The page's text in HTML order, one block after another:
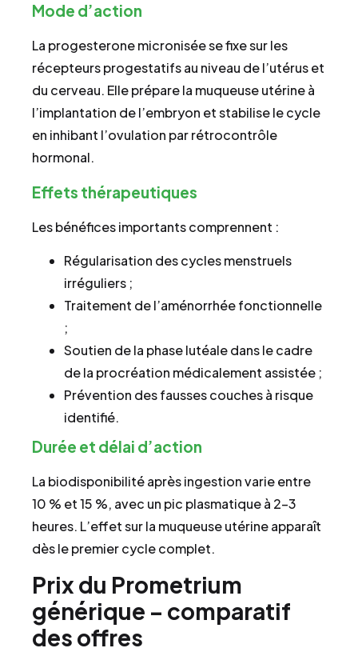
Mode d’action
La progesterone micronisée se fixe sur les
récepteurs progestatifs au niveau de l’utérus et
du cerveau. Elle prépare la muqueuse utérine à
l’implantation de l’embryon et stabilise le cycle
en inhibant l’ovulation par rétrocontrôle
hormonal.
Effets thérapeutiques
Les bénéfices importants comprennent :
Régularisation des cycles menstruels
irréguliers ;
Traitement de l’aménorrhée fonctionnelle
;
Soutien de la phase lutéale dans le cadre
de la procréation médicalement assistée ;
Prévention des fausses couches à risque
identifié.
Durée et délai d’action
La biodisponibilité après ingestion varie entre
10 % et 15 %, avec un pic plasmatique à 2–3
heures. L’effet sur la muqueuse utérine apparaît
dès le premier cycle complet.
Prix du Prometrium
générique – comparatif
des offres